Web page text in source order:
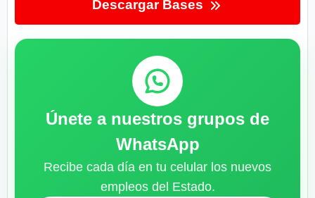
Descargar Bases
Únete a nuestros grupos de
WhatsApp
Recibe cada día en tu celular los nuevos
empleos del Estado.